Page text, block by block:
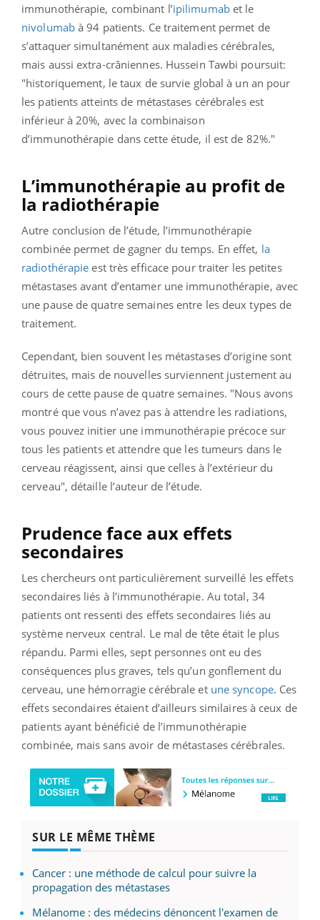
immunothérapie, combinant l’ipilimumabet le
nivolumabà 94 patients. Ce traitement permet de
s’attaquer simultanément aux maladies cérébrales,
mais aussi extra-crâniennes. Hussein Tawbi poursuit:
"historiquement, le taux de survie global à un an pour
les patients atteints de métastases cérébrales est
inférieur à 20%, avec la combinaison
d’immunothérapie dans cette étude, il est de 82%."
L’immunothérapie au profit de
la radiothérapie
Autre conclusion de l’étude, l’immunothérapie
combinée permet de gagner du temps. En effet, la
radiothérapie est très efficace pour traiter les petites
métastases avant d’entamer une immunothérapie, avec
une pause de quatre semaines entre les deux types de
traitement.
Cependant, bien souvent les métastases d’origine sont
détruites, mais de nouvelles surviennent justement au
cours de cette pause de quatre semaines. "Nous avons
montré que vous n’avez pas à attendre les radiations,
vous pouvez initier une immunothérapie précoce sur
tous les patients et attendre que les tumeurs dans le
cerveau réagissent, ainsi que celles à l’extérieur du
cerveau", détaille l’auteur de l’étude.
Prudence face aux effets
secondaires
Les chercheurs ont particulièrement surveillé les effets
secondaires liés à l’immunothérapie. Au total, 34
patients ont ressenti des effets secondaires liés au
système nerveux central. Le mal de tête était le plus
répandu. Parmi elles, sept personnes ont eu des
conséquences plus graves, tels qu’un gonflement du
cerveau, une hémorragie cérébrale et une syncope. Ces
effets secondaires étaient d’ailleurs similaires à ceux de
patients ayant bénéficié de l’immunothérapie
combinée, mais sans avoir de métastases cérébrales.
SUR LE MÊME THÈME
Cancer : une méthode de calcul pour suivre la
propagation des métastases
Mélanome : des médecins dénoncent l'examen de